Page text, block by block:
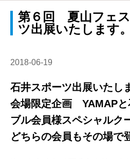
第６回 夏山フェ
ツ出展いたします。
2018-06-19
石井スポーツ出展いたし
会場限定企画 YAMAPと
ブル会員様スペシャルク
どちらの会員もその場で